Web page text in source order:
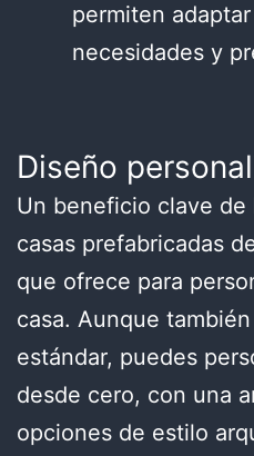
permiten
necesidades y
Diseño
Un beneficio clave
casas prefabricadas
que ofrece para
casa. Aunque
estándar, puedes
desde cero, con una
opciones de estilo